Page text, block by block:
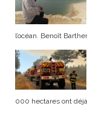
l’océan. Benoît
000 hectares ont